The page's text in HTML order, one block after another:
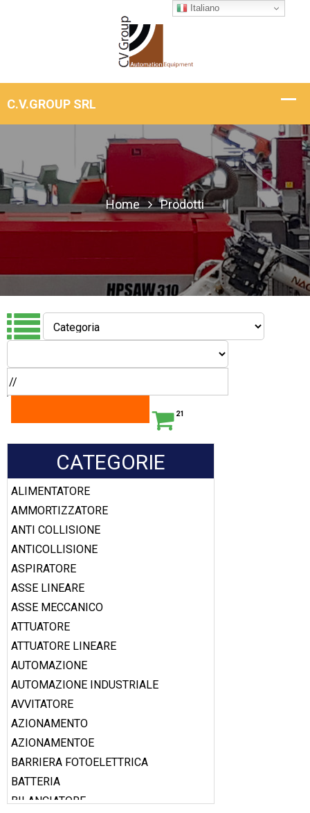
Home Prodotti
21
CATEGORIE
ALIMENTATORE
AMMORTIZZATORE
ANTI COLLISIONE
ANTICOLLISIONE
ASPIRATORE
ASSE LINEARE
ASSE MECCANICO
ATTUATORE
ATTUATORE LINEARE
AUTOMAZIONE
AUTOMAZIONE INDUSTRIALE
AVVITATORE
AZIONAMENTO
AZIONAMENTOE
BARRIERA FOTOELETTRICA
BATTERIA
BILANCIATORE
Italiano